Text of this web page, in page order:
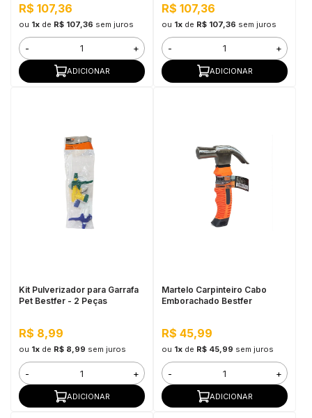
R$ 107,36
ou 1xde R$ 107,36 sem juros
- +
ADICIONAR
R$ 107,36
ou 1xde R$ 107,36 sem juros
- +
ADICIONAR
Kit Pulverizador para Garrafa
Pet Bestfer - 2 Peças
R$ 8,99
ou 1xde R$ 8,99 sem juros
- +
ADICIONAR
Martelo Carpinteiro Cabo
Emborachado Bestfer
R$ 45,99
ou 1xde R$ 45,99 sem juros
- +
ADICIONAR